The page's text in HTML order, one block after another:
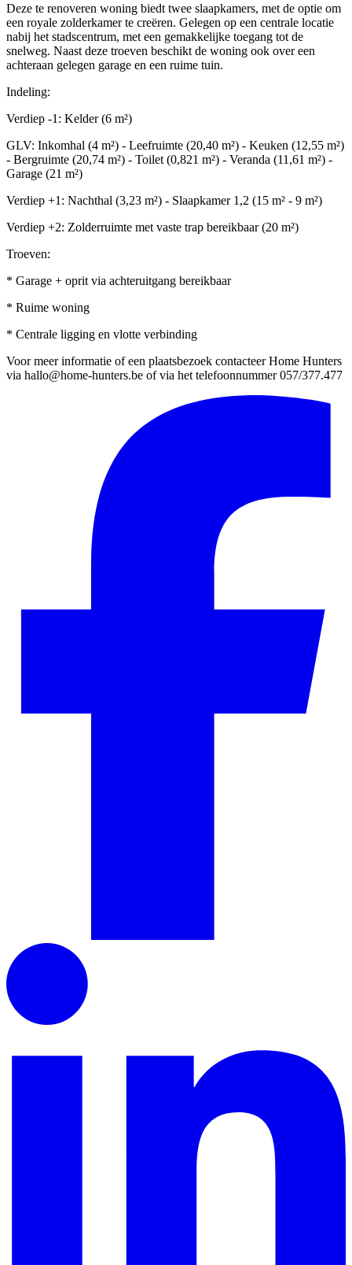
Deze te renoveren woning biedt twee slaapkamers, met de optie om
een royale zolderkamer te creëren. Gelegen op een centrale locatie
nabij het stadscentrum, met een gemakkelijke toegang tot de
snelweg. Naast deze troeven beschikt de woning ook over een
achteraan gelegen garage en een ruime tuin.
Indeling:
Verdiep -1: Kelder (6 m²)
GLV: Inkomhal (4 m²) - Leefruimte (20,40 m²) - Keuken (12,55 m²)
- Bergruimte (20,74 m²) - Toilet (0,821 m²) - Veranda (11,61 m²) -
Garage (21 m²)
Verdiep +1: Nachthal (3,23 m²) - Slaapkamer 1,2 (15 m² - 9 m²)
Verdiep +2: Zolderruimte met vaste trap bereikbaar (20 m²)
Troeven:
* Garage + oprit via achteruitgang bereikbaar
* Ruime woning
* Centrale ligging en vlotte verbinding
Voor meer informatie of een plaatsbezoek contacteer Home Hunters
via hallo@home-hunters.be of via het telefoonnummer 057/377.477